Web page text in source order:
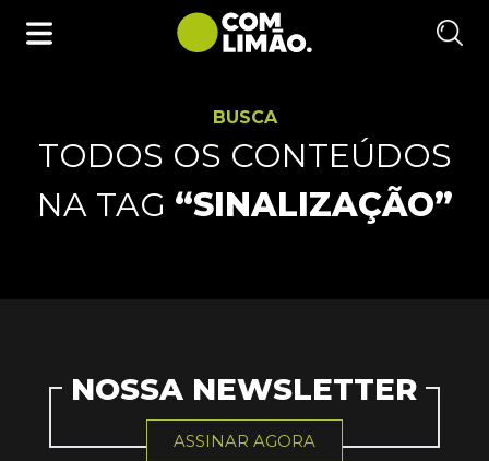
BUSCA
TODOS OS CONTEÚDOS
NA TAG “SINALIZAÇÃO”
NOSSA NEWSLETTER
ASSINAR AGORA